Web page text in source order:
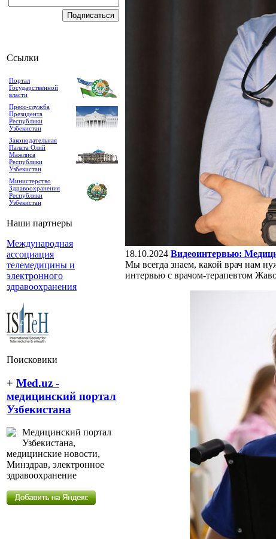
Ссылки
Портал
Государственной
власти
Пресс-служба
Президента
Республики
Узбекистан
Законодательная
Палата Олий
Мажлиса
Республики
Узбекистан
Министерство
Здравоохранения
Республики
Узбекистан
Наши партнеры
Международная
ассоциация
телемедицины и
электронного
здравоохранения
Поисковики
+ Med.uz -
медицинский портал
Узбекистана
Медицинский портал
Узбекистана,
медицинские новости,
Минздрав, электронное
здравоохранение
18.10.2024 Видеоинтервью:
Мы всегда знаем, какой врач нам
интервью с врачом-терапевтом